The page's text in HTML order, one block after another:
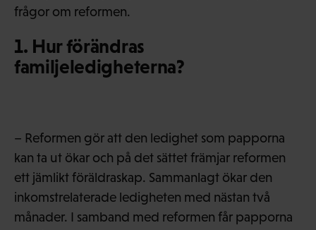
frågor om reformen.
1. Hur förändras
familjeledigheterna?
– Reformen gör att den ledighet som papporna
kan ta ut ökar och på det sättet främjar reformen
ett jämlikt föräldraskap. Sammanlagt ökar den
inkomstrelaterade ledigheten med nästan två
månader. I samband med reformen får papporna